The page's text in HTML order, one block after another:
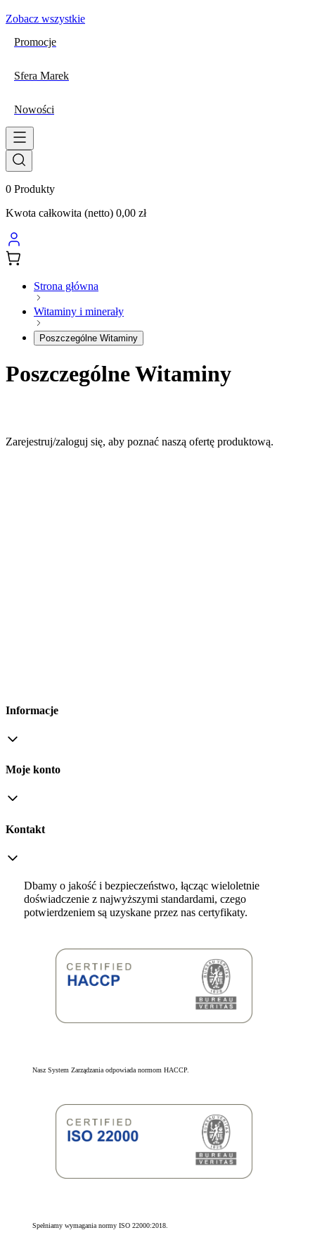
Zobacz wszystkie
Promocje
Sfera Marek
Nowości
0 Produkty
Kwota całkowita (netto) 0,00 zł
Strona główna
Witaminy i minerały
Poszczególne Witaminy
Poszczególne Witaminy
Zarejestruj/zaloguj się, aby poznać naszą ofertę produktową.
Informacje
Moje konto
Kontakt
Dbamy o jakość i bezpieczeństwo, łącząc wieloletnie
doświadczenie z najwyższymi standardami, czego
potwierdzeniem są uzyskane przez nas certyfikaty.
Nasz System Zarządzania odpowiada normom HACCP.
Spełniamy wymagania normy ISO 22000:2018.